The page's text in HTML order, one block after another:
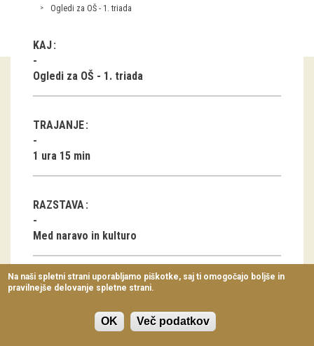
Virtualni sprehodi
Razstavni projekti
Arhiv razstav
Koledar dogodkov
Prireditve
Predavanja
Delavnice
Vodeni ogledi
Ogledi za OŠ - 1. triada
KAJ
Ogledi za OŠ - 1. triada
TRAJANJE
1 ura 15 min
RAZSTAVA
Med naravo in kulturo
KONTAKT
Sonja Kogej Rus
386 (0) 1 300 87 50
Na naši spletni strani uporabljamo piškotke, saj ti omogočajo boljše in
pravilnejše delovanje spletne strani.
OK Več podatkov